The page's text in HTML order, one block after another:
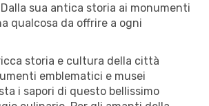
sua antica storia ai monumenti
qualcosa da offrire a ogni
storia e cultura della città
emblematici e musei
i sapori di questo bellissimo